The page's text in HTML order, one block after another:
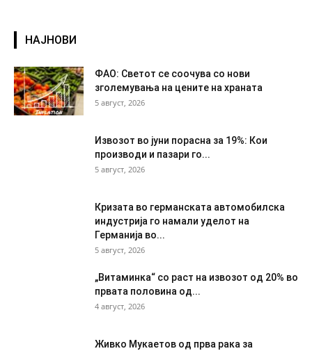
НАЈНОВИ
ФАО: Светот се соочува со нови
зголемувања на цените на храната
5 август, 2026
Извозот во јуни порасна за 19%: Кои
производи и пазари го...
5 август, 2026
Кризата во германската автомобилска
индустрија го намали уделот на
Германија во...
5 август, 2026
„Витаминка“ со раст на извозот од 20% во
првата половина од...
4 август, 2026
Живко Мукаетов од прва рака за